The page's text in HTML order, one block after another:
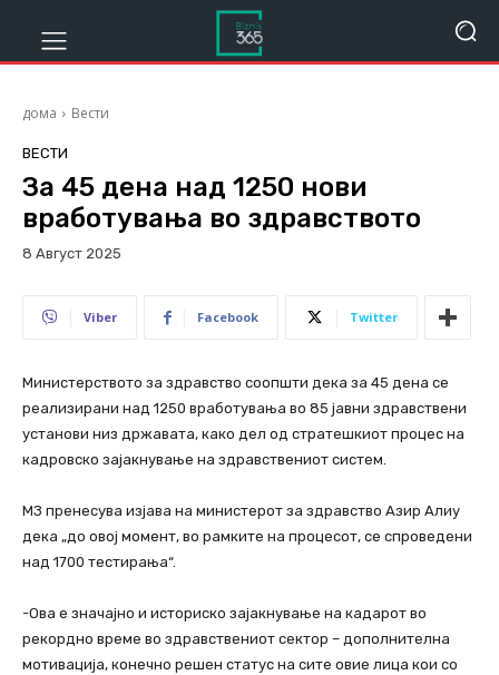
дома Вести
ВЕСТИ
За 45 дена над 1250 нови
вработувања во здравството
8 Август 2025
Viber Facebook Twitter
Министерството за здравство соопшти дека за 45 дена се
реализирани над 1250 вработувања во 85 јавни здравствени
установи низ државата, како дел од стратешкиот процес на
кадровско зајакнување на здравствениот систем.
МЗ пренесува изјава на министерот за здравство Азир Алиу
дека „до овој момент, во рамките на процесот, се спроведени
над 1700 тестирања“.
-Ова е значајно и историско зајакнување на кадарот во
рекордно време во здравствениот сектор – дополнителна
мотивација, конечно решен статус на сите овие лица кои со